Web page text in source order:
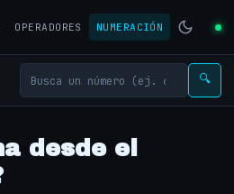
OPERADORES NUMERACIÓN
🔍
desde el